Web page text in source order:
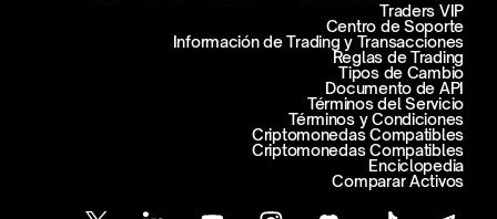
Centro de Soporte
Información de Trading y Transacciones
Traders VIP
Reglas de Trading
Tipos de Cambio
Documento de API
Términos del Servicio
Términos y Condiciones
Criptomonedas Compatibles
Criptomonedas Compatibles
Enciclopedia
Comparar Activos